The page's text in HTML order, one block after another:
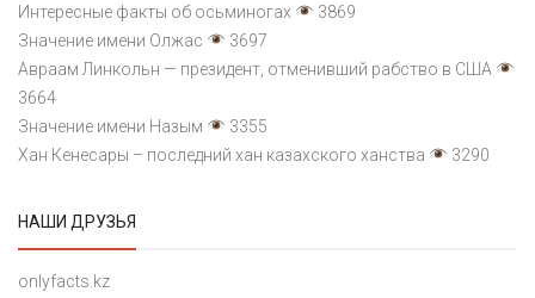
Интересные факты об осьминогах
3869
Значение имени Олжас
3697
Авраам Линкольн — президент, отменивший рабство в США
3664
Значение имени Назым
3355
Хан Кенесары – последний хан казахского ханства
3290
НАШИ ДРУЗЬЯ
onlyfacts.kz